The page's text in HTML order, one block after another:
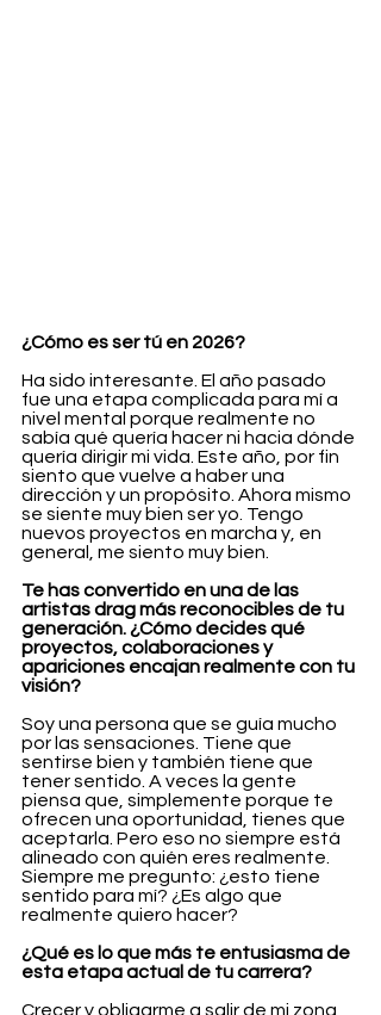
¿Cómo es ser tú en 2026?
Ha sido interesante. El año pasado
fue una etapa complicada para mí a
nivel mental porque realmente no
sabía qué quería hacer ni hacia dónde
quería dirigir mi vida. Este año, por fin
siento que vuelve a haber una
dirección y un propósito. Ahora mismo
se siente muy bien ser yo. Tengo
nuevos proyectos en marcha y, en
general, me siento muy bien.
Te has convertido en una de las
artistas drag más reconocibles de tu
generación. ¿Cómo decides qué
proyectos, colaboraciones y
apariciones encajan realmente con tu
visión?
Soy una persona que se guía mucho
por las sensaciones. Tiene que
sentirse bien y también tiene que
tener sentido. A veces la gente
piensa que, simplemente porque te
ofrecen una oportunidad, tienes que
aceptarla. Pero eso no siempre está
alineado con quién eres realmente.
Siempre me pregunto: ¿esto tiene
sentido para mí? ¿Es algo que
realmente quiero hacer?
¿Qué es lo que más te entusiasma de
esta etapa actual de tu carrera?
Crecer y obligarme a salir de mi zona